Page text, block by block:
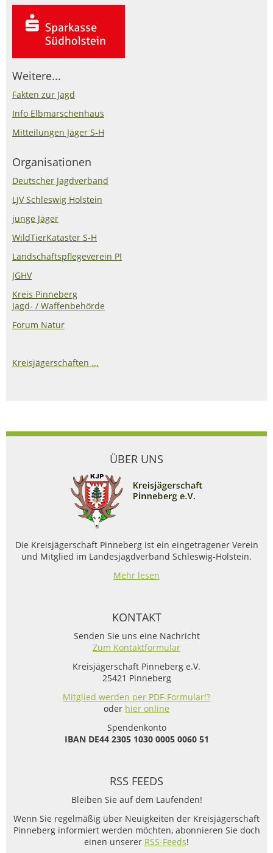
Weitere...
Fakten zur Jagd
Info Elbmarschenhaus
Mitteilungen Jäger S-H
Organisationen
Deutscher Jagdverband
LJV Schleswig Holstein
junge Jäger
WildTierKataster S-H
Landschaftspflegeverein PI
JGHV
Kreis Pinneberg
Jagd- / Waffenbehörde
Forum Natur
Kreisjägerschaften ...
ÜBER UNS
Die Kreisjägerschaft Pinneberg ist ein eingetragener Verein
und Mitglied im Landesjagdverband Schleswig-Holstein.
Mehr lesen
KONTAKT
Senden Sie uns eine Nachricht
Zum Kontaktformular
Kreisjägerschaft Pinneberg e.V.
25421 Pinneberg
Mitglied werden per PDF-Formular!?
oder hier online
Spendenkonto
IBAN DE44 2305 1030 0005 0060 51
RSS FEEDS
Bleiben Sie auf dem Laufenden!
Wenn Sie regelmäßig über Neuigkeiten der Kreisjägerschaft
Pinneberg informiert werden möchten, abonnieren Sie doch
einen unserer RSS-Feeds!